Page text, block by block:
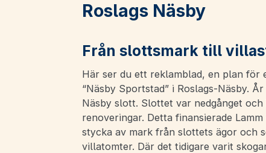
Roslags Näsby
Från slottsmark till
Här ser du ett reklamblad, en plan för
“Näsby Sportstad” i Roslags-Näsby.
Näsby slott. Slottet var nedgånget
renoveringar. Detta finansierade
stycka av mark från slottets ägor och
villatomter. Där det tidigare varit